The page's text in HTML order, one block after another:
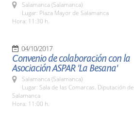
Salamanca (Salamanca)
Lugar: Plaza Mayor de Salamanca
Hora: 11:30 h.
04/10/2017
Convenio de colaboración con la
Asociación ASPAR 'La Besana'
Salamanca (Salamanca)
Lugar: Sala de las Comarcas. Diputación de
Salamanca
Hora: 11:00 h.